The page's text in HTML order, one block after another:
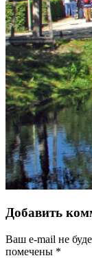
Добавить
Ваш e-mail не
помечены *